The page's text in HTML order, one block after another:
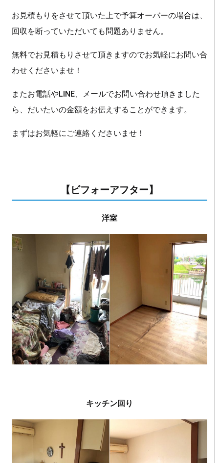
お見積もりをさせて頂いた上で予算オーバーの場合は、
回収を断っていただいても問題ありません。
無料でお見積もりさせて頂きますのでお気軽にお問い合
わせくださいませ！
またお電話やLINE、メールでお問い合わせ頂きました
ら、だいたいの金額をお伝えすることができます。
まずはお気軽にご連絡くださいませ！
【ビフォーアフター】
洋室
キッチン回り